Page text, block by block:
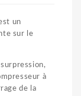
un
sur le
à
de la